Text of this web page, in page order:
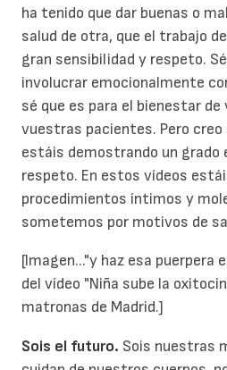
ha tenido que dar buenas o
salud de otra, que el trabajo
gran sensibilidad y respeto.
involucrar emocionalmente
sé que es para el bienestar
vuestras pacientes. Pero
estáis demostrando un
respeto. En estos vídeos
procedimientos íntimos y
sometemos por motivos de
[Imagen..."y haz esa puerpera
del vídeo "Niña sube la
matronas de Madrid.]
Sois el futuro. Sois nuestras